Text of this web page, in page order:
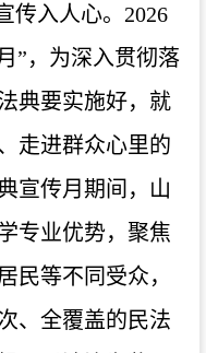
传入人心。 2026
”， 为深入贯彻落
典要实施好，就
走进群众心里的
宣传月期间，山
专业优势，聚焦
民等不同受众，
、全覆盖的民法